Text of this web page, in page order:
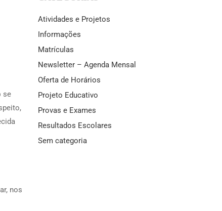
se
nos
Atividades e Projetos
Informações
Matrículas
Newsletter – Agenda Mensal
Oferta de Horários
Projeto Educativo
Provas e Exames
Resultados Escolares
Sem categoria